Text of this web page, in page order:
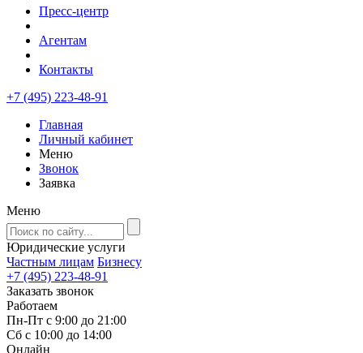
Пресс-центр
Агентам
Контакты
+7 (495) 223-48-91
Главная
Личный кабинет
Меню
Звонок
Заявка
Меню
Юридические услуги
Частным лицам Бизнесу
+7 (495) 223-48-91
Заказать звонок
Работаем
Пн-Пт с 9:00 до 21:00
Сб с 10:00 до 14:00
Онлайн